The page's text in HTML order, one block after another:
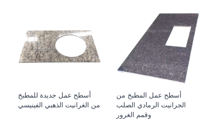
أسطح عمل جديدة للمطبخ
من الغرانيت الذهبي الفينيسي
أسطح عمل المطبخ من
الجرانيت الرمادي الصلب
وقمم الغرور